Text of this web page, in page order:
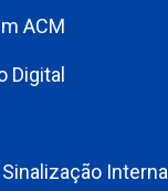
ACM
Digital
Interna